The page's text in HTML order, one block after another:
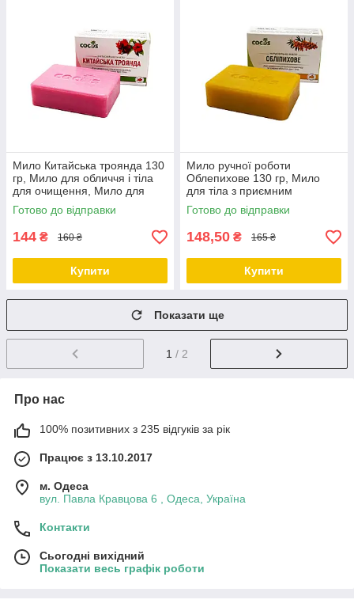
Мило Китайська троянда 130
гр, Мило для обличчя і тіла
для очищення, Мило для
обличчя і тіла м'яке
очищувальне TM Cocos
Готово до відправки
144 ₴ 160 ₴
Купити
Мило ручної роботи
Облепихове 130 гр, Мило
для тіла з приємним
ароматом, Мило для рук
тверде ТМ Cocos
Готово до відправки
148,50 ₴ 165 ₴
Купити
Показати ще
1 / 2
Про нас
100% позитивних з 235 відгуків за рік
Працює з 13.10.2017
м. Одеса
вул. Павла Кравцова 6 , Одеса, Україна
Контакти
Сьогодні вихідний
Показати весь графік роботи